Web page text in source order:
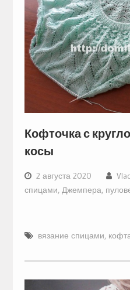
Кофточка с
косы
2 августа 2020
спицами, Джемпера,
вязание спицами,